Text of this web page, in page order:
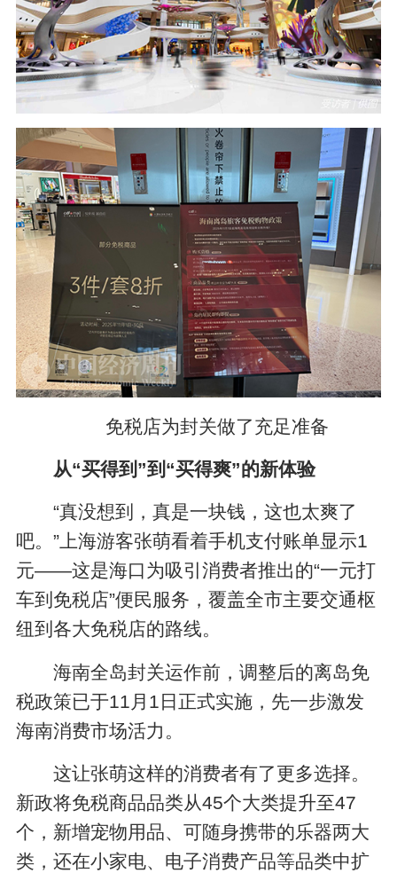
免税店为封关做了充足准备
从“买得到”到“买得爽”的新体验
“真没想到，真是一块钱，这也太爽了
吧。”上海游客张萌看着手机支付账单显示1
元——这是海口为吸引消费者推出的“一元打
车到免税店”便民服务，覆盖全市主要交通枢
纽到各大免税店的路线。
海南全岛封关运作前，调整后的离岛免
税政策已于11月1日正式实施，先一步激发
海南消费市场活力。
这让张萌这样的消费者有了更多选择。
新政将免税商品品类从45个大类提升至47
个，新增宠物用品、可随身携带的乐器两大
类，还在小家电、电子消费产品等品类中扩